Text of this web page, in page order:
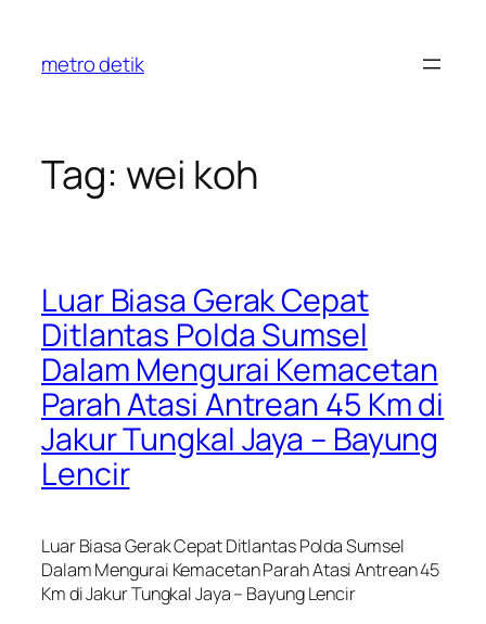
content
metro detik
Tag: wei koh
Luar Biasa Gerak Cepat
Ditlantas Polda Sumsel
Dalam Mengurai Kemacetan
Parah Atasi Antrean 45 Km di
Jakur Tungkal Jaya – Bayung
Lencir
Luar Biasa Gerak Cepat Ditlantas Polda Sumsel
Dalam Mengurai Kemacetan Parah Atasi Antrean 45
Km di Jakur Tungkal Jaya – Bayung Lencir